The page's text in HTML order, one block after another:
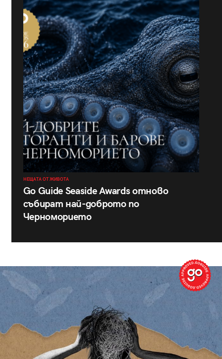
НЕЩАТА ОТ ЖИВОТА
Go Guide Seaside Awards отново
събират най-доброто по
Черноморието